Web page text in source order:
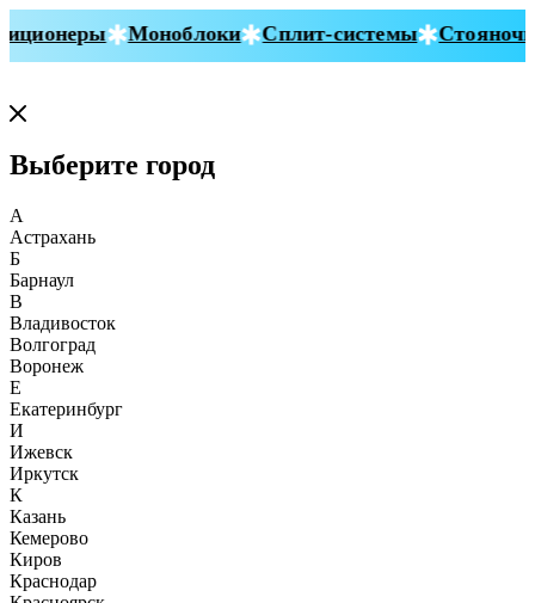
Моноблоки Сплит-системы
Выберите город
А
Астрахань
Б
Барнаул
В
Владивосток
Волгоград
Воронеж
Е
Екатеринбург
И
Ижевск
Иркутск
К
Казань
Кемерово
Киров
Краснодар